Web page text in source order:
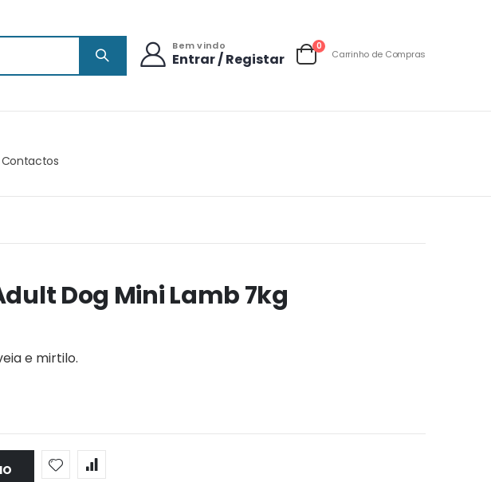
Bem vindo
Entrar / Registar Carrinho
0items
Carrinho de Compras
Contactos
Dog Mini Lamb 7kg
e mirtilo.